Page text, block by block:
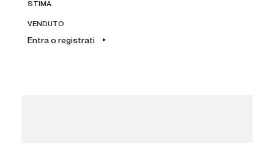
STIMA
VENDUTO
Entra o registrati